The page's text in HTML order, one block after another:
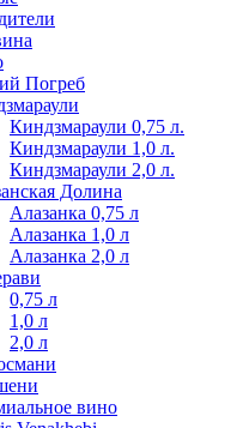
Погреб
Киндзмараули 0,75 л.
Киндзмараули 1,0 л.
Киндзмараули 2,0 л.
Долина
Алазанка 0,75 л
Алазанка 1,0 л
Алазанка 2,0 л
0,75 л
1,0 л
2,0 л
вино